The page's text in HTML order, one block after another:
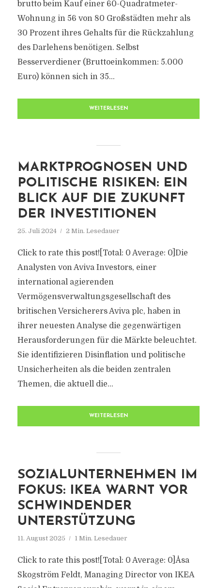
brutto beim Kauf einer 60-Quadratmeter-
Wohnung in 56 von 80 Großstädten mehr als
30 Prozent ihres Gehalts für die Rückzahlung
des Darlehens benötigen. Selbst
Besserverdiener (Bruttoeinkommen: 5.000
Euro) können sich in 35...
WEITERLESEN
MARKTPROGNOSEN UND
POLITISCHE RISIKEN: EIN
BLICK AUF DIE ZUKUNFT
DER INVESTITIONEN
25. Juli 2024 2 Min. Lesedauer
Click to rate this post![Total: 0 Average: 0]Die
Analysten von Aviva Investors, einer
international agierenden
Vermögensverwaltungsgesellschaft des
britischen Versicherers Aviva plc, haben in
ihrer neuesten Analyse die gegenwärtigen
Herausforderungen für die Märkte beleuchtet.
Sie identifizieren Disinflation und politische
Unsicherheiten als die beiden zentralen
Themen, die aktuell die...
WEITERLESEN
SOZIALUNTERNEHMEN IM
FOKUS: IKEA WARNT VOR
SCHWINDENDER
UNTERSTÜTZUNG
11. August 2025 1 Min. Lesedauer
Click to rate this post![Total: 0 Average: 0]Åsa
Skogström Feldt, Managing Director von IKEA